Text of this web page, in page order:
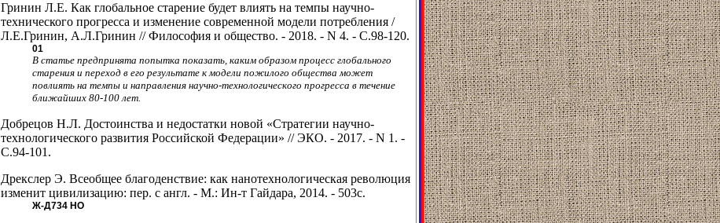
Гринин Л.Е. Как глобальное старение будет влиять на темпы научно-
технического прогресса и изменение современной модели потребления /
Л.Е.Гринин, А.Л.Гринин // Философия и общество. - 2018. - N 4. - С.98-120.
01
В статье предпринята попытка показать, каким образом процесс глобального
старения и переход в его результате к модели пожилого общества может
повлиять на темпы и направления научно-технологического прогресса в течение
ближайших 80-100 лет.
Добрецов Н.Л. Достоинства и недостатки новой «Стратегии научно-
технологического развития Российской Федерации» // ЭКО. - 2017. - N 1. -
С.94-101.
Дрекслер Э. Всеобщее благоденствие: как нанотехнологическая революция
изменит цивилизацию: пер. с англ. - М.: Ин-т Гайдара, 2014. - 503с.
Ж-Д734 НО